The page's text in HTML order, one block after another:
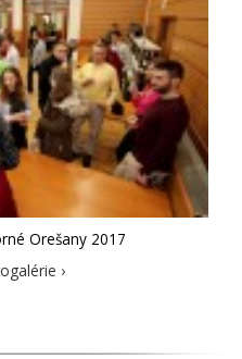
Orešany 2017
›